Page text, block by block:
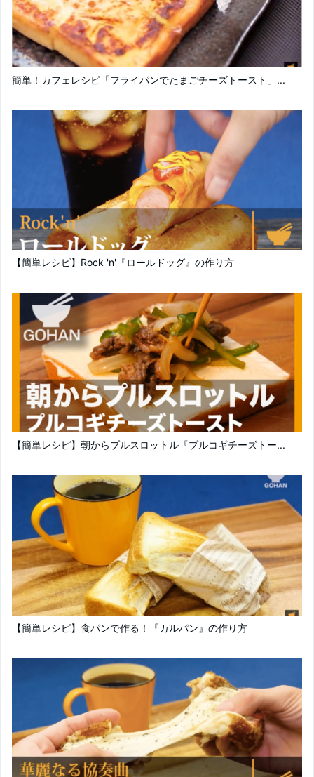
簡単！カフェレシピ「フライパンでたまごチーズトースト」...
【簡単レシピ】Rock 'n'『ロールドッグ』の作り方
【簡単レシピ】朝からプルスロットル『プルコギチーズトー...
【簡単レシピ】食パンで作る！『カルパン』の作り方